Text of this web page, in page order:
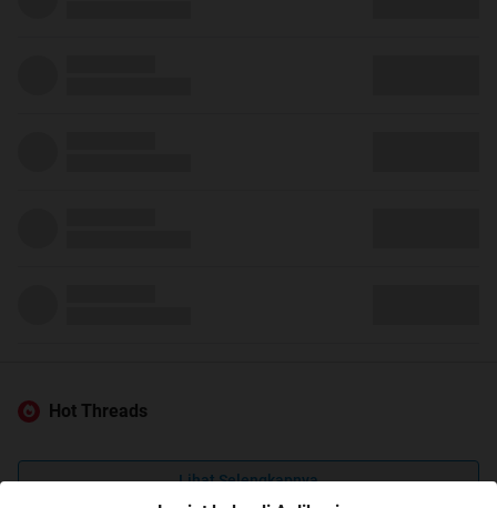
Hot Threads
Lihat Selengkapnya